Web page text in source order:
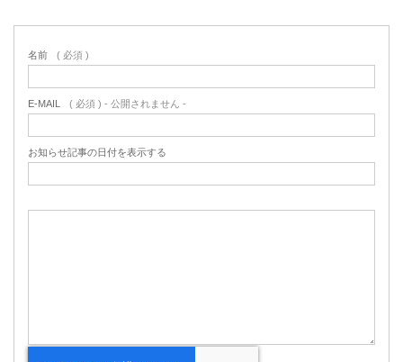
名前 ( 必須 )
E-MAIL ( 必須 ) - 公開されません -
お知らせ記事の日付を表示する